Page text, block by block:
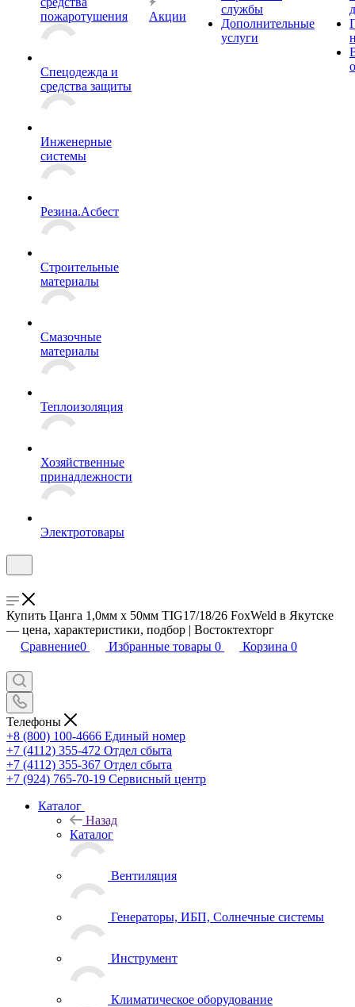
пожаротушения
Спецодежда и
средства защиты
Инженерные
системы
Резина.Асбест
Строительные
материалы
Смазочные
материалы
Теплоизоляция
Хозяйственные
принадлежности
Электротовары
Акции
службы
Дополнительные
услуги
Купить Цанга 1,0мм х 50мм TIG17/18/26 FoxWeld в Якутске
— цена, характеристики, подбор | Востоктехторг
Сравнение0 Избранные товары 0 Корзина 0
Телефоны
+8 (800) 100-4666 Единый номер
+7 (4112) 355-472 Отдел сбыта
+7 (4112) 355-367 Отдел сбыта
+7 (924) 765-70-19 Сервисный центр
Каталог
Назад
Каталог
Вентиляция
Генераторы, ИБП, Солнечные системы
Инструмент
Климатическое оборудование